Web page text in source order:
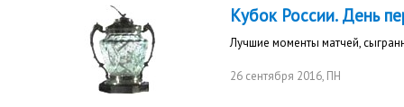
Кубок России. День
Лучшие моменты матчей,
26 сентября 2016, ПН